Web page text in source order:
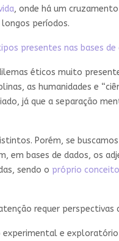
, onde há um
períodos.
presentes nas bases de
éticos muito
as humanidades e
já que a separação
Porém, se
em bases de dados, os
sendo o próprio
requer perspectivas
e exploratório